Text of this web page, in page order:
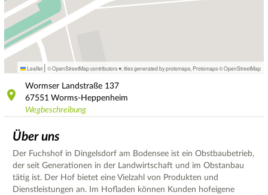
Leaflet | © OpenStreetMap contributors ♥, tiles generated by protomaps Protomaps©OpenStreetMap
Wormser Landstraße 137
67551 Worms-Heppenheim
Wegbeschreibung
Über uns
Der Fuchshof in Dingelsdorf am Bodensee ist ein Obstbaubetrieb,
der seit Generationen in der Landwirtschaft und im Obstanbau
tätig ist. Der Hof bietet eine Vielzahl von Produkten und
Dienstleistungen an. Im Hofladen können Kunden hofeigene